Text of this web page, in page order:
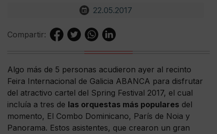
22.05.2017
Compartir:
Algo más de 5 personas acudieron ayer al recinto
Feira Internacional de Galicia ABANCA para disfrutar
del atractivo cartel del Spring Festival 2017, el cual
incluía a tres de las orquestas más populares del
momento, El Combo Dominicano, París de Noia y
Panorama. Estos asistentes, que crearon un gran